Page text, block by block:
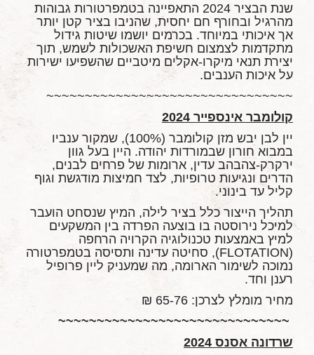
שנת הבציר 2024 התאפיינה בטמפרטורות גבוהות
מהרגיל ובחורף חם יחסית, שהניבו בציר קטן יותר
אך איכותי במיוחד. בכרמים יושמו שיטות גידול
מתקדמות לצמצום חשיפת האשכולות לשמש, תוך
יצירת תנאי מיקרו-אקלים מיטביים שהשפיעו ישירות
על איכות הענבים.
~~~~~~~~~~~~~~~~~~~~~~~~~~~~~~~~
קולומבר אינספייר 2024
יין לבן יבש מזן קולומבר (100%), שמקור ענביו
במבוא חורון שבמורדות יהודה. היין בעל גוון
ירקרק-צהבהב עדין, ארומות של פרחים לבנים,
הדרים ונגיעות טרופיות, לצד חמיצות מודגשת וגוף
קליל עד בינוני.
תהליך הייצור כלל בציר לילה, המיץ שנסחט הועבר
למיכל נירוסטה בו בוצעה הפרדה בין המשקעים
למיץ באמצעות טכנולוגיה הקרויה הרחפה
(FLOTATION), סחיטה עדינה ותסיסה בטמפרטורה
נמוכה לשימור הארומה, מה שמעניק ליין פרופיל
רענן וחד.
מחיר מומלץ לצרכן: 65-76 ₪
~~~~~~~~~~~~~~~~~~~~~~~~~~~~~~
שרדונה אסנס 2024